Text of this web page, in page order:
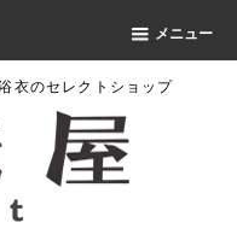
メニュー
衣のセレクトショップ